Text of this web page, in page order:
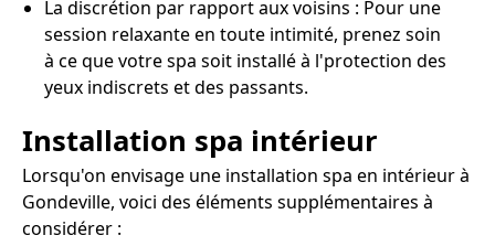
La discrétion par rapport aux voisins : Pour une
session relaxante en toute intimité, prenez soin
à ce que votre spa soit installé à l'protection des
yeux indiscrets et des passants.
Installation spa intérieur
Lorsqu'on envisage une installation spa en intérieur à
Gondeville, voici des éléments supplémentaires à
considérer :